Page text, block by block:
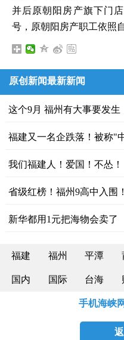
并后原朝阳房产旗下门
号，原朝阳房产职工依照
原创新闻最新新闻
这个9月 福州有大事要发生
福建又一名企跌落！被称"
我们福建人！爱国！不怂！
省级红榜！福州9高中入围
新华都用1元把海物会卖了
福建 福州 平潭
国内 国际 台海
手机海峡